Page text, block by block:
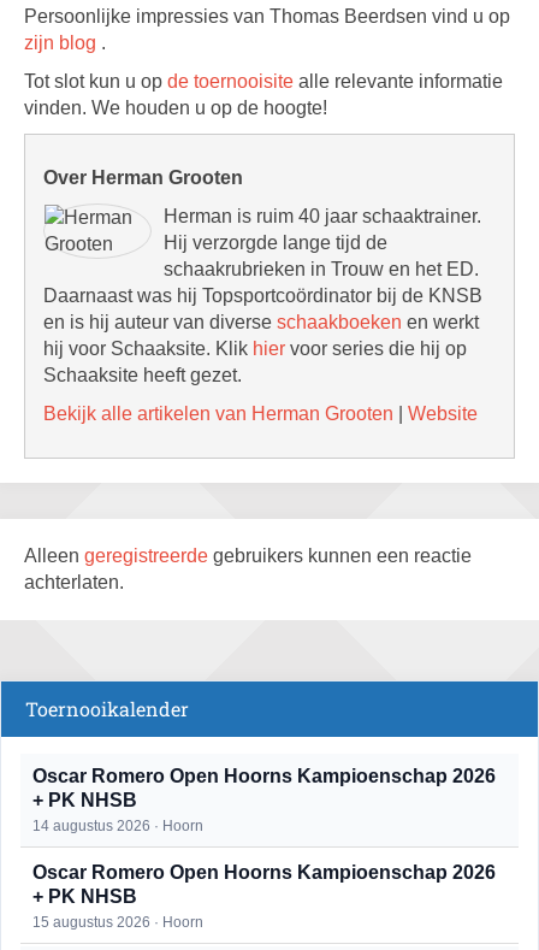
Persoonlijke impressies van Thomas Beerdsen vind u op
zijn blog .
Tot slot kun u op de toernooisite alle relevante informatie
vinden. We houden u op de hoogte!
Over Herman Grooten
Herman is ruim 40 jaar schaaktrainer.
Hij verzorgde lange tijd de
schaakrubrieken in Trouw en het ED.
Daarnaast was hij Topsportcoördinator bij de KNSB
en is hij auteur van diverse schaakboeken en werkt
hij voor Schaaksite. Klik hier voor series die hij op
Schaaksite heeft gezet.
Bekijk alle artikelen van Herman Grooten
Website
Alleen geregistreerde gebruikers kunnen een reactie
achterlaten.
Toernooikalender
Oscar Romero Open Hoorns Kampioenschap 2026
+ PK NHSB
14 augustus 2026 · Hoorn
Oscar Romero Open Hoorns Kampioenschap 2026
+ PK NHSB
15 augustus 2026 · Hoorn